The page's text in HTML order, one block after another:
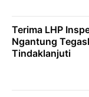
Terima LHP
Ngantung
Tindaklanjuti